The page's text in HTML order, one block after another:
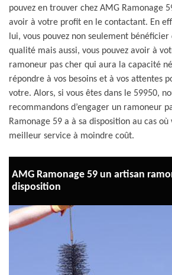
pouvez en trouver chez AMG Ramonage
avoir à votre profit en le contactant. En
lui, vous pouvez non seulement
qualité mais aussi, vous pouvez avoir à
ramoneur pas cher qui aura la capacité
répondre à vos besoins et à vos attentes
votre. Alors, si vous êtes dans le 59950,
recommandons d’engager un ramoneur
Ramonage 59 a à sa disposition au cas où
meilleur service à moindre coût.
AMG Ramonage 59 un artisan
disposition